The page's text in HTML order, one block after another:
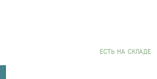
EСТЬ НА СКЛАДЕ